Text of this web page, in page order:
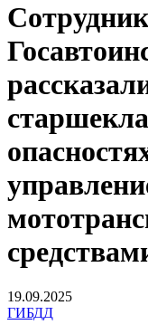
19.09.2025
ГИБДД